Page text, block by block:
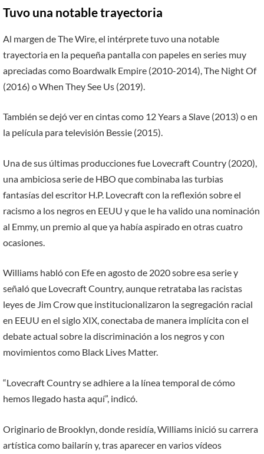
Tuvo una notable trayectoria
Al margen de The Wire, el intérprete tuvo una notable
trayectoria en la pequeña pantalla con papeles en series muy
apreciadas como Boardwalk Empire (2010-2014), The Night Of
(2016) o When They See Us (2019).
También se dejó ver en cintas como 12 Years a Slave (2013) o en
la película para televisión Bessie (2015).
Una de sus últimas producciones fue Lovecraft Country (2020),
una ambiciosa serie de HBO que combinaba las turbias
fantasías del escritor H.P. Lovecraft con la reflexión sobre el
racismo a los negros en EEUU y que le ha valido una nominación
al Emmy, un premio al que ya había aspirado en otras cuatro
ocasiones.
Williams habló con Efe en agosto de 2020 sobre esa serie y
señaló que Lovecraft Country, aunque retrataba las racistas
leyes de Jim Crow que institucionalizaron la segregación racial
en EEUU en el siglo XIX, conectaba de manera implícita con el
debate actual sobre la discriminación a los negros y con
movimientos como Black Lives Matter.
“Lovecraft Country se adhiere a la línea temporal de cómo
hemos llegado hasta aquí”, indicó.
Originario de Brooklyn, donde residía, Williams inició su carrera
artística como bailarín y, tras aparecer en varios vídeos